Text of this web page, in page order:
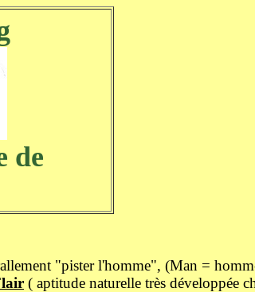
de
"pister l'homme", (Man =
( aptitude naturelle très développée